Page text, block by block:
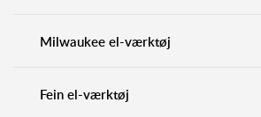
Milwaukee el-værktøj
Fein el-værktøj